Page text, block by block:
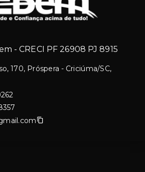
- CRECI PF 26908 PJ 8915
170, Próspera - Criciúma/SC,